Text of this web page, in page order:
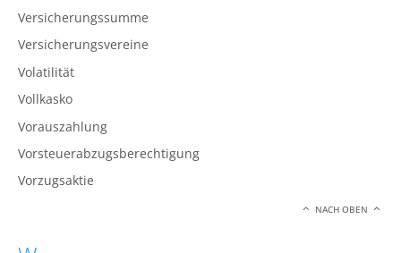
Versicherungssumme
Versicherungsvereine
Volatilität
Vollkasko
Vorauszahlung
Vorsteuerabzugsberechtigung
Vorzugsaktie
NACH OBEN